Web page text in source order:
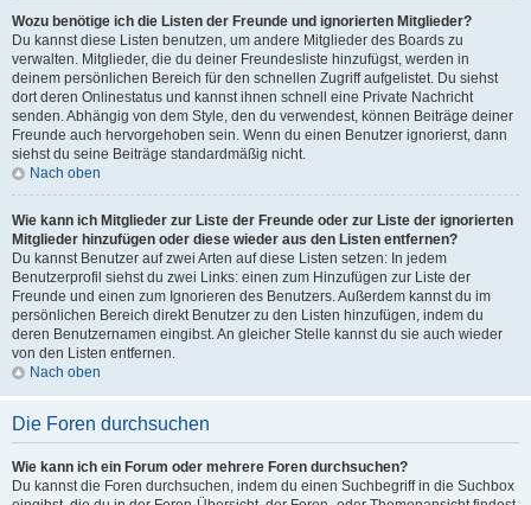
Wozu benötige ich die Listen der Freunde und ignorierten Mitglieder?
Du kannst diese Listen benutzen, um andere Mitglieder des Boards zu
verwalten. Mitglieder, die du deiner Freundesliste hinzufügst, werden in
deinem persönlichen Bereich für den schnellen Zugriff aufgelistet. Du siehst
dort deren Onlinestatus und kannst ihnen schnell eine Private Nachricht
senden. Abhängig von dem Style, den du verwendest, können Beiträge deiner
Freunde auch hervorgehoben sein. Wenn du einen Benutzer ignorierst, dann
siehst du seine Beiträge standardmäßig nicht.
Nach oben
Wie kann ich Mitglieder zur Liste der Freunde oder zur Liste der ignorierten
Mitglieder hinzufügen oder diese wieder aus den Listen entfernen?
Du kannst Benutzer auf zwei Arten auf diese Listen setzen: In jedem
Benutzerprofil siehst du zwei Links: einen zum Hinzufügen zur Liste der
Freunde und einen zum Ignorieren des Benutzers. Außerdem kannst du im
persönlichen Bereich direkt Benutzer zu den Listen hinzufügen, indem du
deren Benutzernamen eingibst. An gleicher Stelle kannst du sie auch wieder
von den Listen entfernen.
Nach oben
Die Foren durchsuchen
Wie kann ich ein Forum oder mehrere Foren durchsuchen?
Du kannst die Foren durchsuchen, indem du einen Suchbegriff in die Suchbox